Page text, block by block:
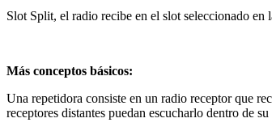
Slot Split, el radio recibe en el slot seleccionado en
Más conceptos básicos:
Una repetidora consiste en un radio receptor que
receptores distantes puedan escucharlo dentro de